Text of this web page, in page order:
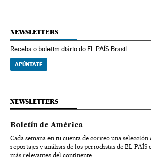
NEWSLETTERS
Receba o boletim diário do EL PAÍS Brasil
APÚNTATE
NEWSLETTERS
Boletín de América
Cada semana en tu cuenta de correo una selección
reportajes y análisis de los periodistas de EL PAÍS
más relevantes del continente.